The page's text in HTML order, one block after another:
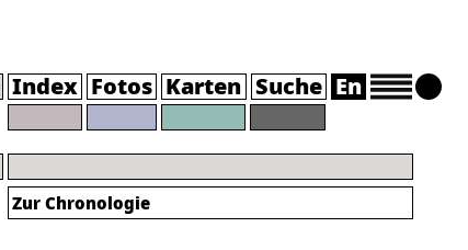
Index Fotos Karten Suche En
Zur Chronologie